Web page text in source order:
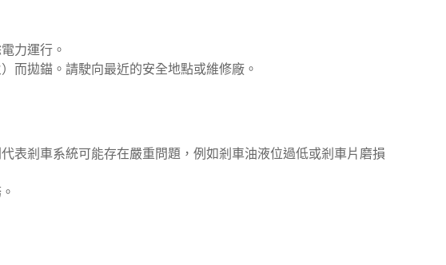
力運行。
而拋錨。請駛向最近的安全地點或維修廠。
表剎車系統可能存在嚴重問題，例如剎車油液位過低或剎車片磨損